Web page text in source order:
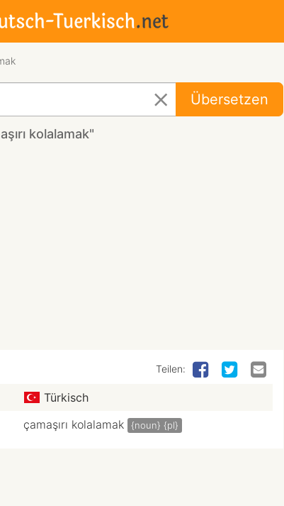
Übersetzen
kolalamak"
Teilen:
Türkisch
çamaşırı kolalamak {noun} {pl}